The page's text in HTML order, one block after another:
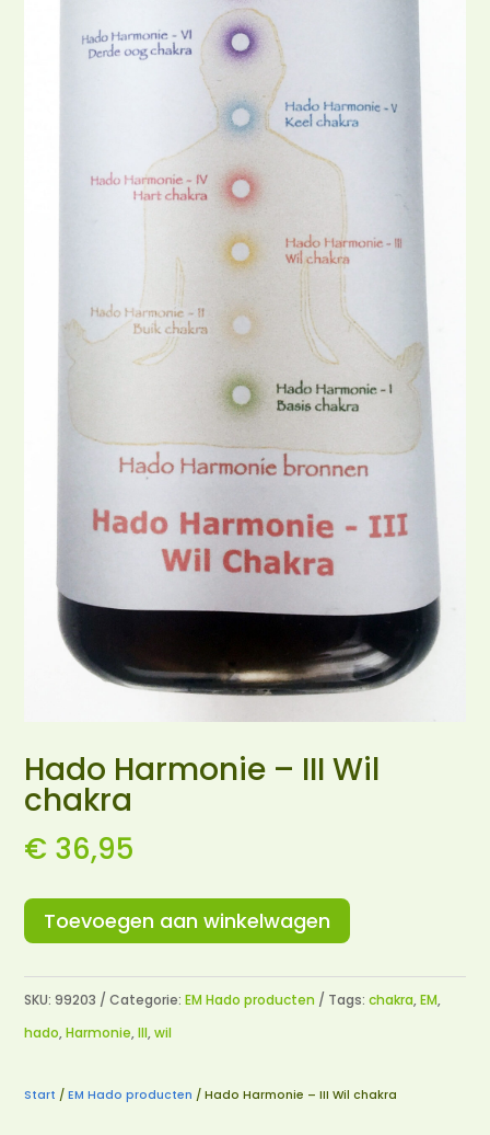
Hado Harmonie – III Wil
chakra
€ 36,95
Toevoegen aan winkelwagen
SKU:99203 Categorie:EM Hado producten Tags:chakra,EM,
hado,Harmonie,III,wil
Start /EM Hado producten / Hado Harmonie – III Wil chakra